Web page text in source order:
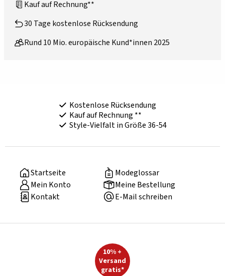
Kauf auf Rechnung**
30 Tage kostenlose Rücksendung
Rund 10 Mio. europäische Kund*innen 2025
Kostenlose Rücksendung
Kauf auf Rechnung **
Style-Vielfalt in Größe 36-54
Startseite
Modeglossar
Mein Konto
Meine Bestellung
Kontakt
E-Mail schreiben
10% +
Versand
gratis*